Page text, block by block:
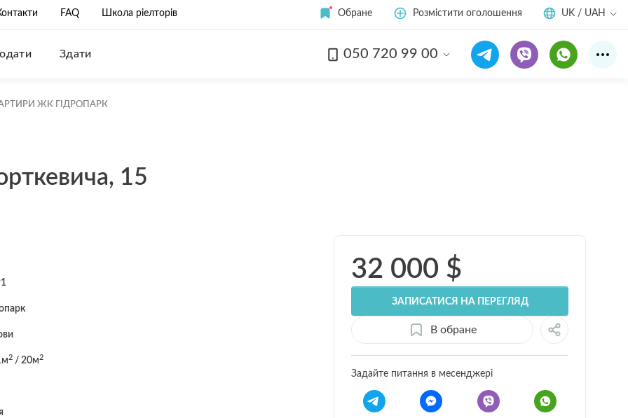
FAQ Школа ріелторів Обране Розмістити оголошення UK / UAH
Здати 050 720 99 00Дивитись усі18 фото
ЖК ГІДРОПАРК
15
2/ 20м2
32 000 $
ЗАПИСАТИСЯ НА ПЕРЕГЛЯД
В обране
Задайте питання в месенджері